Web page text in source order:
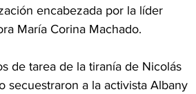
encabezada por la líder
María Corina Machado.
de tarea de la tiranía de Nicolás
secuestraron a la activista Albany